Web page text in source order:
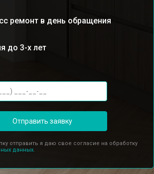
ремонт в день обращения
до 3-х лет
Отправить заявку
отправить я даю свое согласие на обработку
данных.